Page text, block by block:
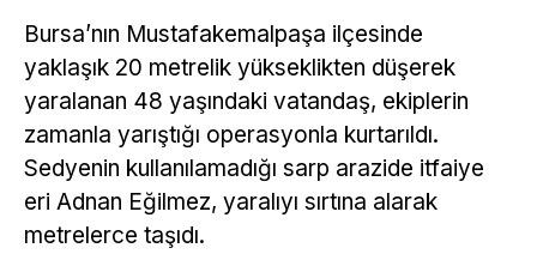
Bursa’nın Mustafakemalpaşa ilçesinde
yaklaşık 20 metrelik yükseklikten düşerek
yaralanan 48 yaşındaki vatandaş, ekiplerin
zamanla yarıştığı operasyonla kurtarıldı.
Sedyenin kullanılamadığı sarp arazide itfaiye
eri Adnan Eğilmez, yaralıyı sırtına alarak
metrelerce taşıdı.